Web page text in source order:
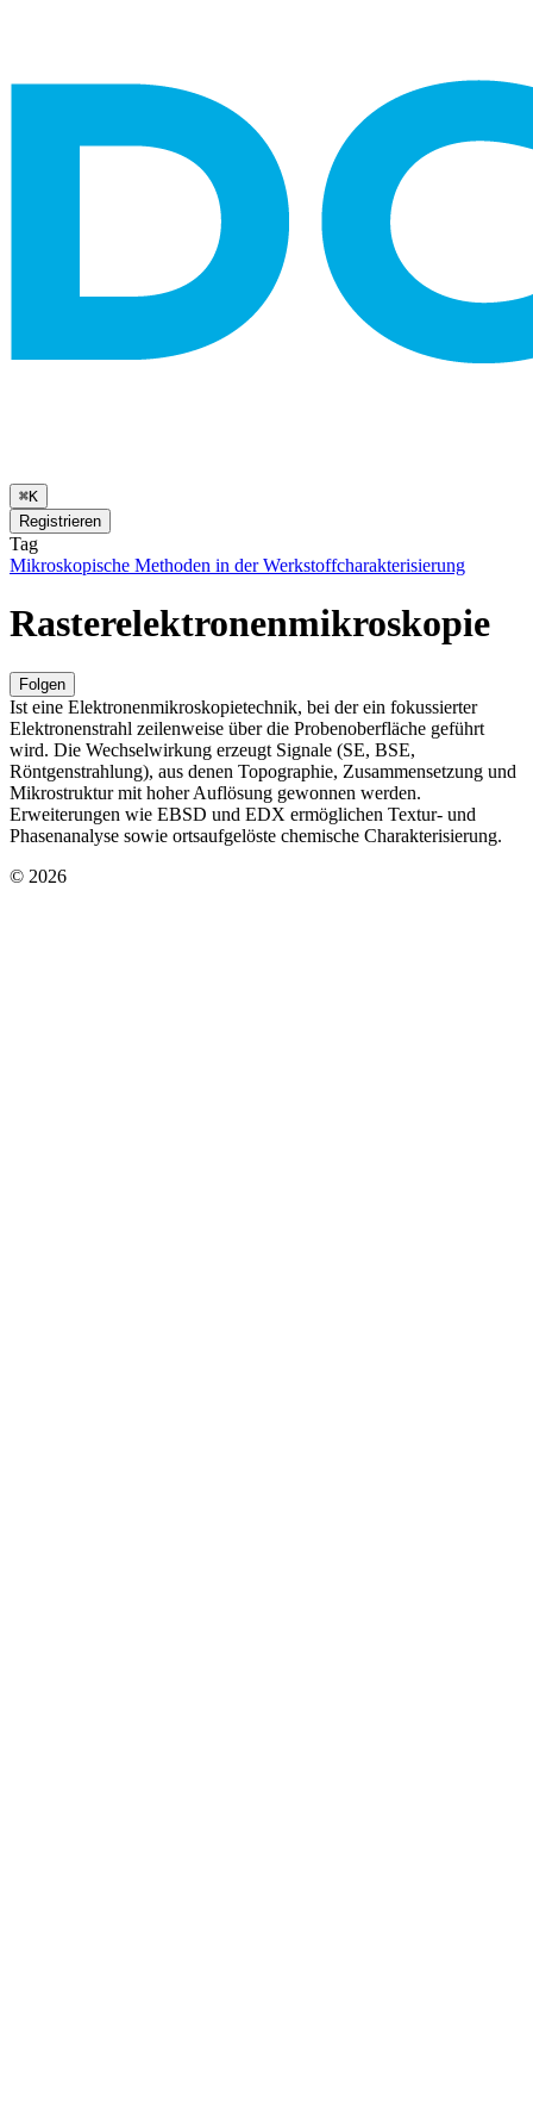
⌘K
Registrieren
Tag
Mikroskopische Methoden in der Werkstoffcharakterisierung
Rasterelektronenmikroskopie
Folgen
Ist eine Elektronenmikroskopietechnik, bei der ein fokussierter
Elektronenstrahl zeilenweise über die Probenoberfläche geführt
wird. Die Wechselwirkung erzeugt Signale (SE, BSE,
Röntgenstrahlung), aus denen Topographie, Zusammensetzung und
Mikrostruktur mit hoher Auflösung gewonnen werden.
Erweiterungen wie EBSD und EDX ermöglichen Textur- und
Phasenanalyse sowie ortsaufgelöste chemische Charakterisierung.
© 2026